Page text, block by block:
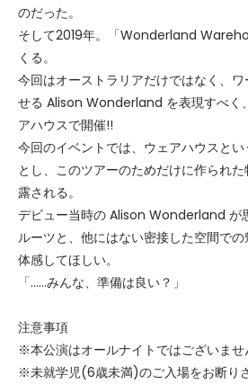
のだった。
そして2019年。「Wonderland
くる。
今回はオーストラリアだけではなく、
せる Alison Wonderland を表現すべく
アハウスで開催!!
今回のイベントでは、ウェアハウスと
とし、このツアーのためだけに作られ
露される。
デビュー当時の Alison Wonderland が
ルーツと、他にはない密接した空間で
体感してほしい。
「……みんな、準備は良い？」
注意事項
※本公演はオールナイトではございませ
※未就学児(6歳未満)のご入場をお断り